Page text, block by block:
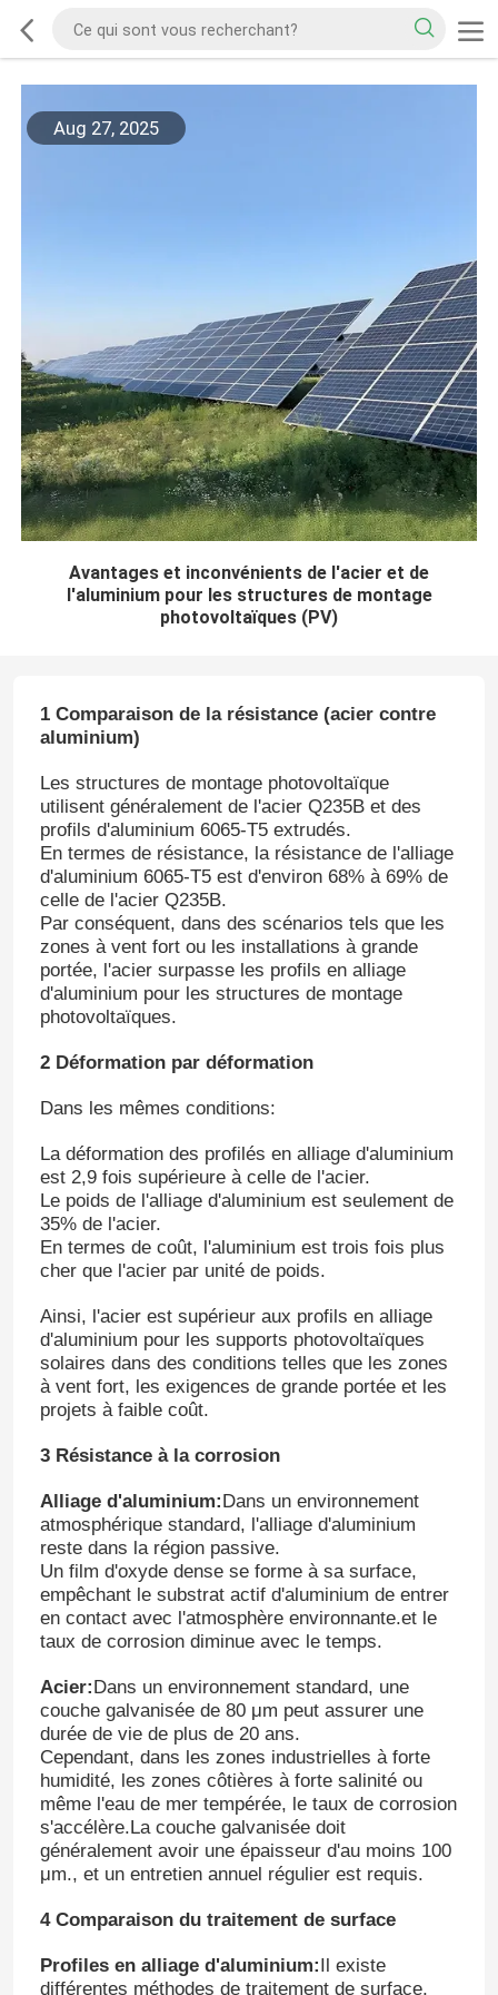
Aug 27, 2025
Avantages et inconvénients de l'acier et de
l'aluminium pour les structures de montage
photovoltaïques (PV)
1 Comparaison de la résistance (acier contre
aluminium)
Les structures de montage photovoltaïque
utilisent généralement de l'acier Q235B et des
profils d'aluminium 6065-T5 extrudés.
En termes de résistance, la résistance de l'alliage
d'aluminium 6065-T5 est d'environ 68% à 69% de
celle de l'acier Q235B.
Par conséquent, dans des scénarios tels que les
zones à vent fort ou les installations à grande
portée, l'acier surpasse les profils en alliage
d'aluminium pour les structures de montage
photovoltaïques.
2 Déformation par déformation
Dans les mêmes conditions:
La déformation des profilés en alliage d'aluminium
est 2,9 fois supérieure à celle de l'acier.
Le poids de l'alliage d'aluminium est seulement de
35% de l'acier.
En termes de coût, l'aluminium est trois fois plus
cher que l'acier par unité de poids.
Ainsi, l'acier est supérieur aux profils en alliage
d'aluminium pour les supports photovoltaïques
solaires dans des conditions telles que les zones
à vent fort, les exigences de grande portée et les
projets à faible coût.
3 Résistance à la corrosion
Alliage d'aluminium:Dans un environnement
atmosphérique standard, l'alliage d'aluminium
reste dans la région passive.
Un film d'oxyde dense se forme à sa surface,
empêchant le substrat actif d'aluminium de entrer
en contact avec l'atmosphère environnante.et le
taux de corrosion diminue avec le temps.
Acier:Dans un environnement standard, une
couche galvanisée de 80 μm peut assurer une
durée de vie de plus de 20 ans.
Cependant, dans les zones industrielles à forte
humidité, les zones côtières à forte salinité ou
même l'eau de mer tempérée, le taux de corrosion
s'accélère.La couche galvanisée doit
généralement avoir une épaisseur d'au moins 100
μm., et un entretien annuel régulier est requis.
4 Comparaison du traitement de surface
Profiles en alliage d'aluminium:Il existe
différentes méthodes de traitement de surface,